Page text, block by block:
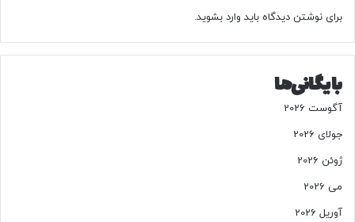
برای نوشتن دیدگاه باید وارد بشوید.
بایگانی‌ها
آگوست 2026
جولای 2026
ژوئن 2026
می 2026
آوریل 2026